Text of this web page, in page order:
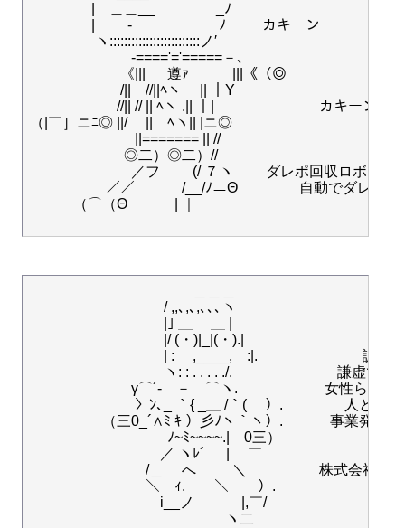
|　＿＿__　　　　 _ﾉ
| 　ー-　　　　　　ﾉ      　カキーン
ヽ:::::::::::::::::::::::::ノ′
-===='='=====－､
《||| 　 遵ｧ　　　|||《（◎
/||　//||ﾍヽ　 || ｜Y
//|| // || ﾍヽ .|| ｜| 　　　　　　　カキーン
（|￣］ニﾆ◎ ||/ 　||　ﾍヽ|| |ニ◎
||======= || //
◎二）◎二）//
／フ　　 (/ ７ヽ 　　ダレポ回収ロボ
／／　　　 /__/ﾉニΘ 　　　　自動でダレポ
（⌒（Θ　　　 | ｜
/ ,,､,､,､､､ヽ
|｣ ＿ 　＿ |
|/ (・)|_|(・).|
| : 　,____,　:|. 　　　　　　　誠実で
ヽ: : . . . . ./. 　　　　　　　謙虚であ
γ⌒´‐　－　⌒ヽ.　　　　　　女性らしく接
〉ﾝ､_ ｀{ _＿ /｀( 　）. 　　　　人と人との
（三0_´∧ﾐ ｷ ）彡ﾉヽ｀ヽ）. 　　　事業発展する
￣　 　 ﾉ~ﾐ~~~~.|　0三）
／ ヽﾚ´ 　 | 　￣
/＿　 へ　 　 ＼　　　　　株式会社MHFは女
＼￣ｨ.　　＼　　）.
i__ノ　　 　|,￣/
ヽ二